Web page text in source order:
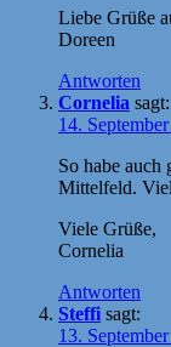
Liebe Grüße
Doreen
Antworten
Cornelia sagt:
14.
So habe auch
Mittelfeld.
Viele Grüße,
Cornelia
Antworten
Steffi sagt:
13.